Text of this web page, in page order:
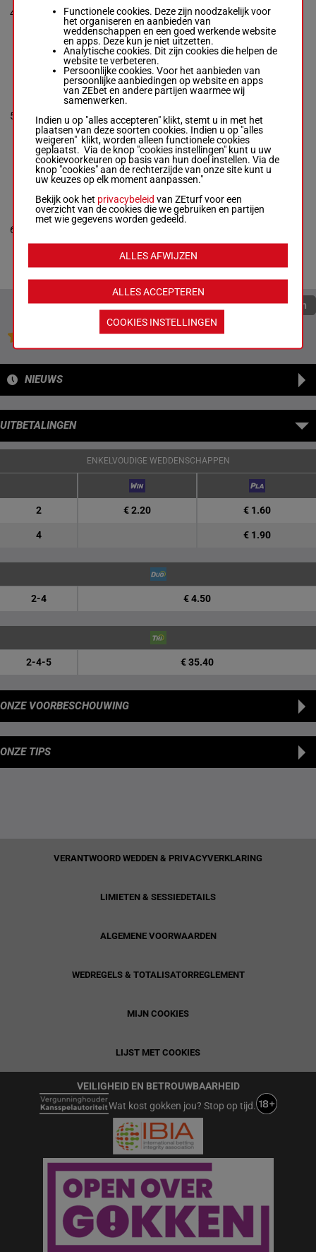
4
R/5 - 2060m-
2a 3a Da (2024)
R/52060m1'14"7 (2024)
Da 3a
5
OLIVIA DRAGON
John Dekker-
M/4 - 2060m-
1'13"3
(2024) 4a 6a 5a
Da Da
M/42060m1'13"36a 5a Da
Da
6
Ruud Pools-
Toine
Da 1a
6a (2024)
Quoteringen verversen
Jouw favoriete paarden
NIEUWS
UITBETALINGEN
ENKELVOUDIGE WEDDENSCHAPPEN
2 € 2.20 € 1.60
4 € 1.90
2-4 € 4.50
2-4-5 € 35.40
ONZE VOORBESCHOUWING
ONZE TIPS
VERANTWOORD WEDDEN & PRIVACYVERKLARING
LIMIETEN & SESSIEDETAILS
ALGEMENE VOORWAARDEN
WEDREGELS & TOTALISATORREGLEMENT
MIJN COOKIES
LIJST MET COOKIES
VEILIGHEID EN BETROUWBAARHEID
Wat kost gokken jou? Stop op tijd.
Functionele cookies. Deze zijn noodzakelijk voor
het organiseren en aanbieden van
weddenschappen en een goed werkende website
en apps. Deze kun je niet uitzetten.
Analytische cookies. Dit zijn cookies die helpen de
website te verbeteren.
Persoonlijke cookies. Voor het aanbieden van
persoonlijke aanbiedingen op website en apps
van ZEbet en andere partijen waarmee wij
samenwerken.
Indien u op "alles accepteren" klikt, stemt u in met het
plaatsen van deze soorten cookies. Indien u op "alles
weigeren" klikt, worden alleen functionele cookies
geplaatst. Via de knop "cookies instellingen" kunt u uw
cookievoorkeuren op basis van hun doel instellen. Via de
knop "cookies" aan de rechterzijde van onze site kunt u
uw keuzes op elk moment aanpassen."
Bekijk ook het privacybeleid van ZEturf voor een
overzicht van de cookies die we gebruiken en partijen
met wie gegevens worden gedeeld.
ALLES ACCEPTEREN
ALLES AFWIJZEN
COOKIES INSTELLINGEN